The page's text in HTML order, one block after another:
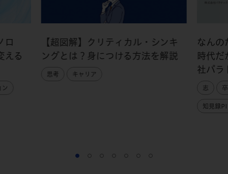
ロ
える
ン
【超図解】クリティカル・シンキ
ングとは？身につける方法を解説
思考 キャリア
なんの
時代だ
社パラ
志
知見録